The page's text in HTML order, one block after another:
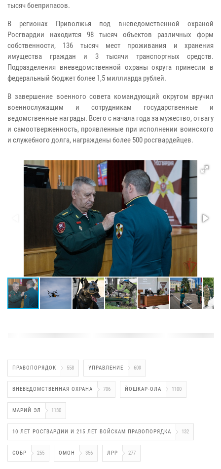
тысяч боеприпасов.
В регионах Приволжья под вневедомственной охраной
Росгвардии находится 98 тысяч объектов различных форм
собственности, 136 тысяч мест проживания и хранения
имущества граждан и 3 тысячи транспортных средств.
Подразделения вневедомственной охраны округа принесли в
федеральный бюджет более 1,5 миллиарда рублей.
В завершение военного совета командующий округом вручил
военнослужащим и сотрудникам государственные и
ведомственные награды. Всего с начала года за мужество, отвагу
и самоотверженность, проявленные при исполнении воинского
и служебного долга, награждены более 500 росгвардейцев.
ПРАВОПОРЯДОК 558 УПРАВЛЕНИЕ 609
ВНЕВЕДОМСТВЕННАЯ ОХРАНА 706 ЙОШКАР-ОЛА 1100
МАРИЙ ЭЛ 1130
10 ЛЕТ РОСГВАРДИИ И 215 ЛЕТ ВОЙСКАМ ПРАВОПОРЯДКА 132
СОБР 255 ОМОН 356 ЛРР 277